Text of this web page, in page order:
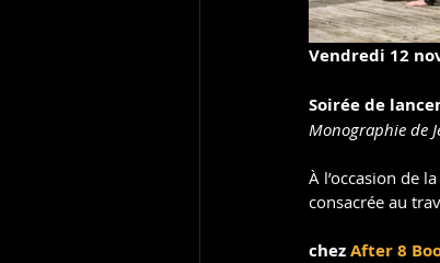
Vendredi 12
Soirée de
Monographie de
À l’occasion de
consacrée au
chez After 8